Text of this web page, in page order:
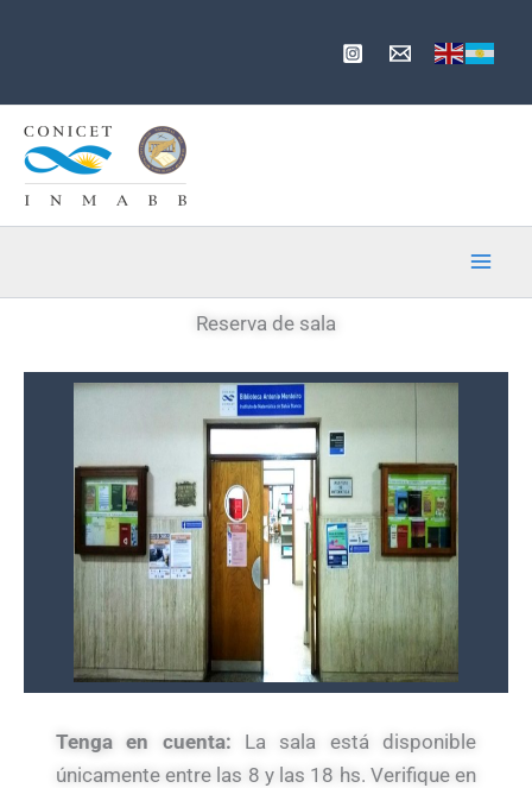
Reserva de sala
Tenga en cuenta: La sala está disponible
únicamente entre las 8 y las 18 hs. Verifique en